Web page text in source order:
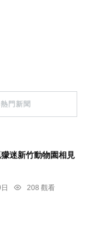
熱門新聞
獴迷新竹動物園相見
208 觀看